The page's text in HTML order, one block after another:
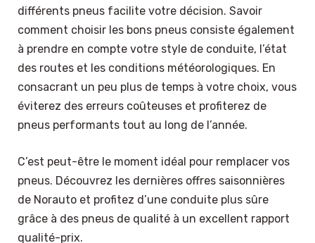
différents pneus facilite votre décision. Savoir
comment choisir les bons pneus consiste également
à prendre en compte votre style de conduite, l’état
des routes et les conditions météorologiques. En
consacrant un peu plus de temps à votre choix, vous
éviterez des erreurs coûteuses et profiterez de
pneus performants tout au long de l’année.
C’est peut-être le moment idéal pour remplacer vos
pneus. Découvrez les dernières offres saisonnières
de Norauto et profitez d’une conduite plus sûre
grâce à des pneus de qualité à un excellent rapport
qualité-prix.